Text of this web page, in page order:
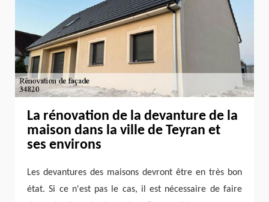
La rénovation de la devanture de la
maison dans la ville de Teyran et
ses environs
Les devantures des maisons devront être en très bon
état. Si ce n'est pas le cas, il est nécessaire de faire